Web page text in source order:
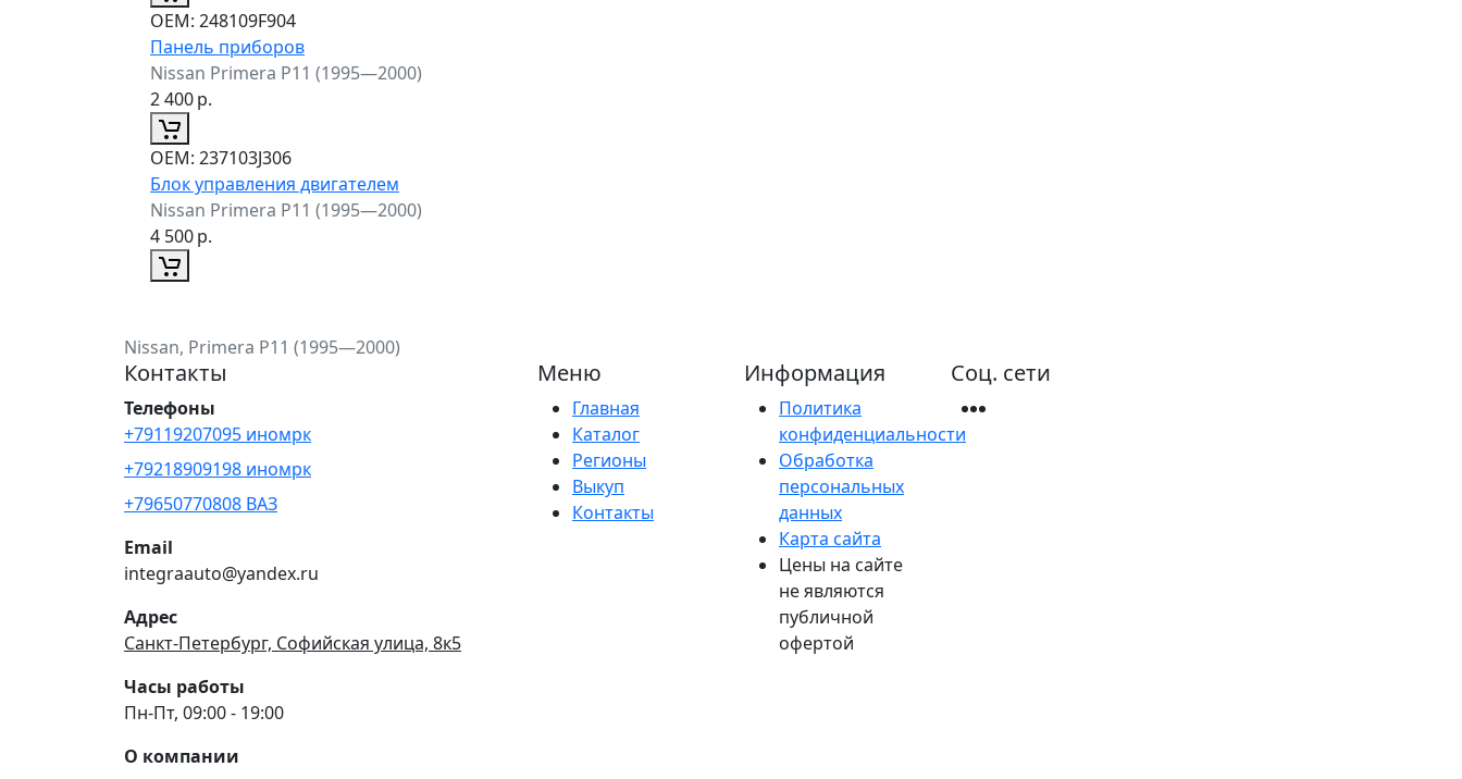
ОЕМ: 248109F904
Панель приборов
Nissan Primera P11 (1995—2000)
2 400р.
ОЕМ: 237103J306
Блок управления двигателем
Nissan Primera P11 (1995—2000)
4 500р.
Nissan, Primera P11 (1995—2000)
Контакты
Телефоны
+79119207095 иномрк
+79218909198 иномрк
+79650770808 ВАЗ
Email
integraauto@yandex.ru
Адрес
Санкт-Петербург, Софийская улица, 8к5
Часы работы
Пн-Пт, 09:00 - 19:00
О компании
Меню
Главная
Каталог
Регионы
Выкуп
Контакты
Информация
Политика
конфиденциальности
Обработка
персональных
данных
Карта сайта
Цены на сайте
не являются
публичной
офертой
Соц. сети